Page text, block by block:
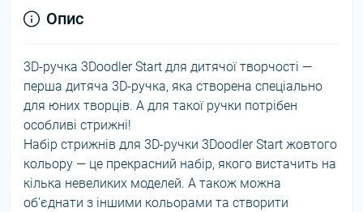
Опис
3D-ручка 3Doodler Start для дитячої творчості —
перша дитяча 3D-ручка, яка створена спеціально
для юних творців. А для такої ручки потрібен
особливі стрижні!
Набір стрижнів для 3D-ручки 3Doodler Start жовтого
кольору — це прекрасний набір, якого вистачить на
кілька невеликих моделей. А також можна
об'єднати з іншими кольорами та створити